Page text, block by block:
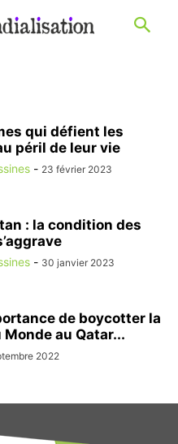
qui défient les
péril de leur vie
- 23 février 2023
: la condition des
- 30 janvier 2023
de boycotter la
Monde au Qatar...
2022